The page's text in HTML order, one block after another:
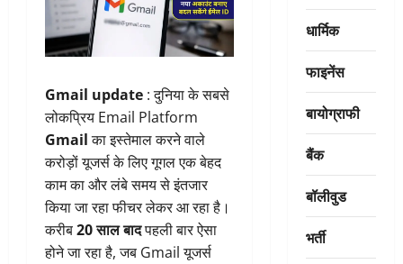
Gmail update : दुनिया के सबसे
लोकप्रिय Email Platform
Gmailका इस्तेमाल करने वाले
करोड़ों यूजर्स के लिए गूगल एक बेहद
काम का और लंबे समय से इंतजार
किया जा रहा फीचर लेकर आ रहा है।
करीब20 साल बादपहली बार ऐसा
होने जा रहा है, जब Gmail यूजर्स
धार्मिक
फाइनेंस
बायोग्राफी
बैंक
बॉलीवुड
भर्ती